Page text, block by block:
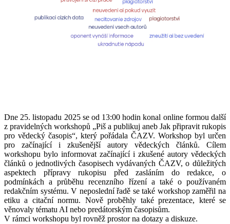
Dne 25. listopadu 2025 se od 13:00 hodin konal online formou další
z pravidelných workshopů „Piš a publikuj aneb Jak připravit rukopis
pro vědecký časopis“, který pořádala ČAZV. Workshop byl určen
pro začínající i zkušenější autory vědeckých článků. Cílem
workshopu bylo informovat začínající i zkušené autory vědeckých
článků o jednotlivých časopisech vydávaných ČAZV, o důležitých
aspektech přípravy rukopisu před zasláním do redakce, o
podmínkách a průběhu recenzního řízení a také o používaném
redakčním systému. V neposlední řadě se také workshop zaměřil na
etiku a citační normu. Nově proběhly také prezentace, které se
věnovaly tématu AI nebo predátorským časopisům.
V rámci workshopu byl rovněž prostor na dotazy a diskuze.